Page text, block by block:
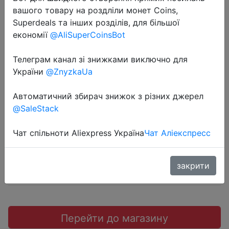
2022-08-29
1 шт., набор зубных щеток из
$0.5
Перейти до магазину
вашого товару на роздліли монет Coins,
Superdeals та інших розділів, для більшої
економії @AliSuperCoinsBot
Телеграм канал зі знижками виключно для
України @ZnyzkaUa
Автоматичний збирач знижок з різних джерел
@SaleStack
Чат спільноти Aliexpress УкраїнаЧат Аліекспресс
закрити